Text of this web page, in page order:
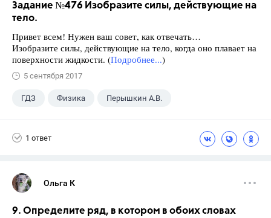
Задание №476 Изобразите силы, действующие на
тело.
Привет всем! Нужен ваш совет, как отвечать…
Изобразите силы, действующие на тело, когда оно плавает на
поверхности жидкости. (Подробнее...)
5 сентября 2017
ГДЗ Физика Перышкин А.В.
1 ответ
Ольга К
9. Определите ряд, в котором в обоих словах